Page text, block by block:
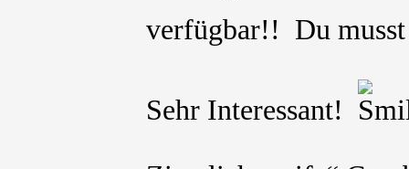
verfügbar!! Du
Sehr Interessant!